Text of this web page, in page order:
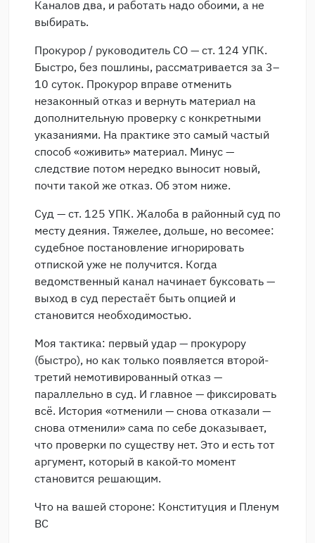
Каналов два, и работать надо обоими, а не
выбирать.
Прокурор / руководитель СО — ст. 124 УПК.
Быстро, без пошлины, рассматривается за 3–
10 суток. Прокурор вправе отменить
незаконный отказ и вернуть материал на
дополнительную проверку с конкретными
указаниями. На практике это самый частый
способ «оживить» материал. Минус —
следствие потом нередко выносит новый,
почти такой же отказ. Об этом ниже.
Суд — ст. 125 УПК. Жалоба в районный суд по
месту деяния. Тяжелее, дольше, но весомее:
судебное постановление игнорировать
отпиской уже не получится. Когда
ведомственный канал начинает буксовать —
выход в суд перестаёт быть опцией и
становится необходимостью.
Моя тактика: первый удар — прокурору
(быстро), но как только появляется второй-
третий немотивированный отказ —
параллельно в суд. И главное — фиксировать
всё. История «отменили — снова отказали —
снова отменили» сама по себе доказывает,
что проверки по существу нет. Это и есть тот
аргумент, который в какой-то момент
становится решающим.
Что на вашей стороне: Конституция и Пленум
ВС